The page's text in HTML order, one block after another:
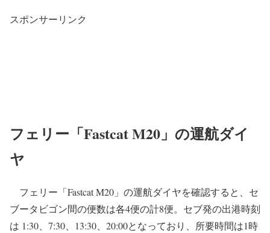
スポンサーリンク
フェリー「Fastcat M20」の運航ダイ
ヤ
フェリー「Fastcat M20」の運航ダイヤを確認すると、セ
ブータビゴン間の便数は各4便の計8便。セブ発の出港時刻
は 1:30、7:30、13:30、20:00となっており、所要時間は1時